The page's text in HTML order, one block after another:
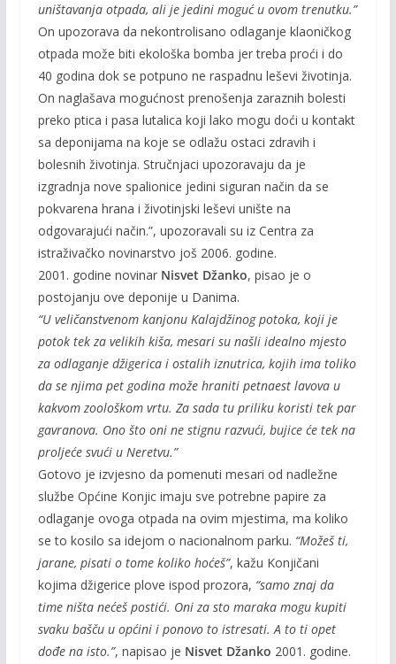
uništavanja otpada, ali je jedini moguć u ovom trenutku.”
On upozorava da nekontrolisano odlaganje klaoničkog
otpada može biti ekološka bomba jer treba proći i do
40 godina dok se potpuno ne raspadnu leševi životinja.
On naglašava mogućnost prenošenja zaraznih bolesti
preko ptica i pasa lutalica koji lako mogu doći u kontakt
sa deponijama na koje se odlažu ostaci zdravih i
bolesnih životinja. Stručnjaci upozoravaju da je
izgradnja nove spalionice jedini siguran način da se
pokvarena hrana i životinjski leševi unište na
odgovarajući način.”, upozoravali su iz Centra za
istraživačko novinarstvo još 2006. godine.
2001. godine novinar Nisvet Džanko, pisao je o
postojanju ove deponije u Danima.
“U veličanstvenom kanjonu Kalajdžinog potoka, koji je
potok tek za velikih kiša, mesari su našli idealno mjesto
za odlaganje džigerica i ostalih iznutrica, kojih ima toliko
da se njima pet godina može hraniti petnaest lavova u
kakvom zoološkom vrtu. Za sada tu priliku koristi tek par
gavranova. Ono što oni ne stignu razvući, bujice će tek na
proljeće svući u Neretvu.”
Gotovo je izvjesno da pomenuti mesari od nadležne
službe Općine Konjic imaju sve potrebne papire za
odlaganje ovoga otpada na ovim mjestima, ma koliko
se to kosilo sa idejom o nacionalnom parku. “Možeš ti,
jarane, pisati o tome koliko hoćeš”, kažu Konjičani
kojima džigerice plove ispod prozora, “samo znaj da
time ništa nećeš postići. Oni za sto maraka mogu kupiti
svaku bašču u općini i ponovo to istresati. A to ti opet
dođe na isto.”, napisao je Nisvet Džanko 2001. godine.